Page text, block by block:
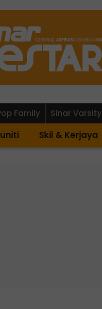
Family Sinar Varsity
Skil & Kerjaya